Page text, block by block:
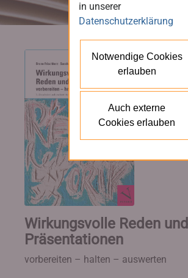
Wirkungsvolle Reden und
Präsentationen
vorbereiten – halten – auswerten
in unserer
Datenschutzerklärung
Notwendige Cookies
erlauben
Auch externe
Cookies erlauben